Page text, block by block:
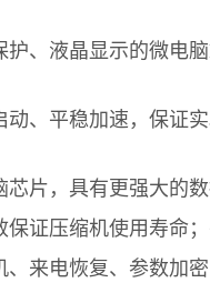
护、液晶显示的微电脑
、平稳加速，保证
片，具有更强大的
证压缩机使用寿命
来电恢复、参数加